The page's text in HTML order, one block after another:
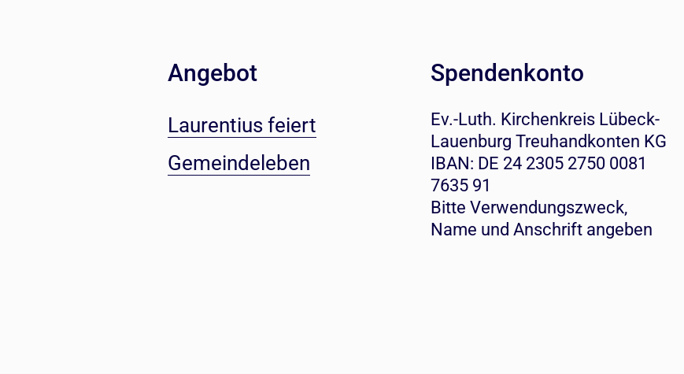
Angebot
Laurentius feiert
Gemeindeleben
Spendenkonto
Ev.-Luth. Kirchenkreis Lübeck-
Lauenburg Treuhandkonten KG
IBAN: DE 24 2305 2750 0081
7635 91
Bitte Verwendungszweck,
Name und Anschrift angeben